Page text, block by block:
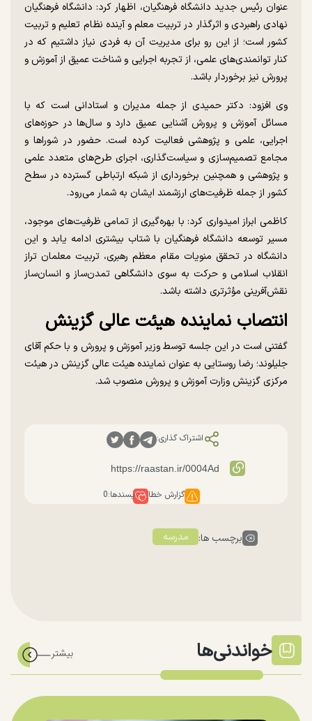
عنوان رئیس جدید دانشگاه فرهنگیان، اظهار کرد: دانشگاه فرهنگیان
نهادی راهبردی و اثرگذار در تربیت معلم و آینده نظام تعلیم و تربیت
کشور است؛ از این رو برای مدیریت آن به فردی نیاز داشتیم که در
کنار توانمندی‌های علمی، از تجربه اجرایی و شناخت عمیق از آموزش و
پرورش نیز برخوردار باشد.
وی افزود: دکتر حمیدی از جمله مدیران و استادانی است که با
مسائل آموزش و پرورش آشنایی عمیق دارد و سال‌ها در حوزه‌های
اجرایی، علمی و پژوهشی فعالیت کرده است. حضور در شورا‌ها و
مجامع تصمیم‌سازی و سیاست‌گذاری، اجرای طرح‌های متعدد علمی
و پژوهشی و همچنین برخورداری از شبکه ارتباطی گسترده در سطح
کشور از جمله ظرفیت‌های ارزشمند ایشان به شمار می‌رود.
کاظمی ابراز امیدواری کرد: با بهره‌گیری از تمامی ظرفیت‌های موجود،
مسیر توسعه دانشگاه فرهنگیان با شتاب بیشتری ادامه یابد و این
دانشگاه در تحقق منویات مقام معظم رهبری، تربیت معلمان تراز
انقلاب اسلامی و حرکت به سوی دانشگاهی تمدن‌ساز و انسان‌ساز
نقش‌آفرینی مؤثرتری داشته باشد.
انتصاب نماینده هیئت عالی گزینش
گفتنی است در این جلسه توسط وزیر آموزش و پرورش و با حکم آقای
جلیلوند؛ رضا روستایی به عنوان نماینده هیئت عالی گزینش در هیئت
مرکزی گزینش وزارت آموزش و پرورش منصوب شد.
اشتراک گذاری:
گزارش خطا پسندها:0
برچسب ها: مدرسه
خواندنی‌ها